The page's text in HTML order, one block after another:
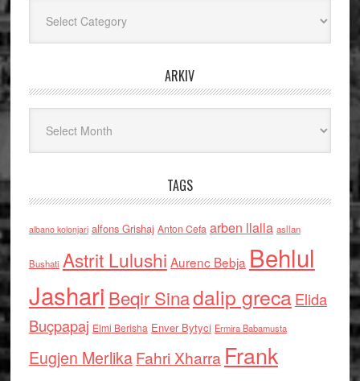
ARKIV
TAGS
albano kolonjari alfons Grishaj Anton Cefa arben llalla asllan
Bushati Astrit Lulushi Aurenc Bebja Behlul
Jashari Beqir Sinadalip grecaElida
Buçpapaj Elmi Berisha Enver Bytyci Ermira Babamusta
Eugjen MerlikaFahri Xharra Frank